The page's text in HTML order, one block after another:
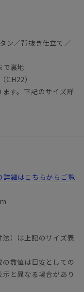
ン／背抜き仕立て／
で裏地
CH22）
す。下記のサイズ詳
詳細はこちらからご覧
）は上記のサイズ表
数値は目安としての
と異なる場合があり